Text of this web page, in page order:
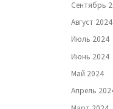
Сентябрь
Август 2024
Июль 2024
Июнь 2024
Май 2024
Апрель